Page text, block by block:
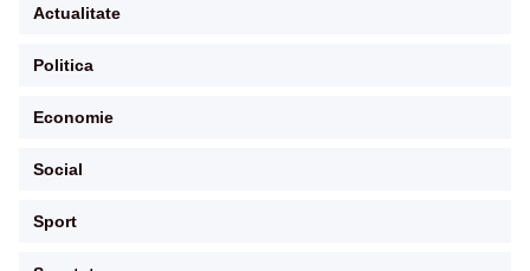
Actualitate
Politica
Economie
Social
Sport